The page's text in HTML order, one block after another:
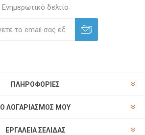
Ενημερωτικό δελτίο
ΠΛΗΡΟΦΟΡΊΕΣ
Ο ΛΟΓΑΡΙΑΣΜΌΣ ΜΟΥ
ΕΡΓΑΛΕΊΑ ΣΕΛΊΔΑΣ